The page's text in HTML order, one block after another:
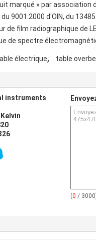
marqué » par
9001:2000 d'OIN, du
de film radiographique de
de spectre
électrique, table
instruments
Kelvin
(0 /